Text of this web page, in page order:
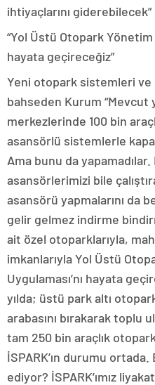
ihtiyaçlarını
“Yol Üstü Otopark
hayata geçireceğiz”
Yeni otopark sistemleri
bahseden Kurum “Mevcut
merkezlerinde 100 bin
asansörlü sistemlerle
Ama bunu da
asansörlerimizi bile
asansörü yapmalarını da
gelir gelmez indirme
ait özel otoparklarıyla,
imkanlarıyla Yol Üstü
Uygulaması’nı hayata
yılda; üstü park altı
arabasını bırakarak toplu
tam 250 bin araçlık
İSPARK’ın durumu
ediyor? İSPARK’ımız